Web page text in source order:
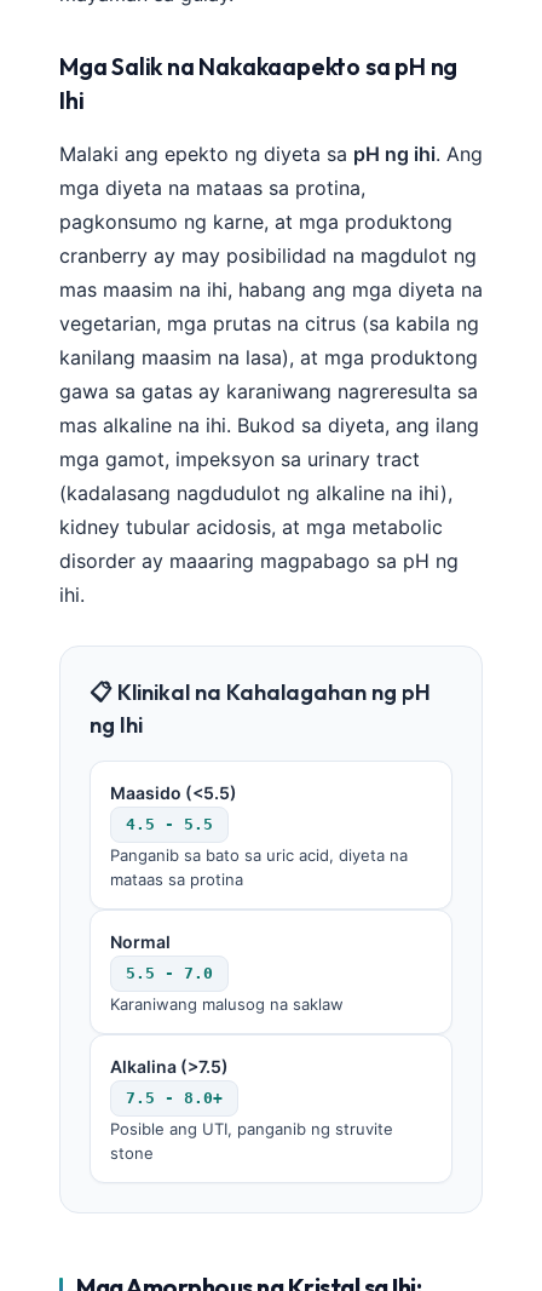
Mga Salik na Nakakaapekto sa pH ng
Ihi
Malaki ang epekto ng diyeta sa pH ng ihi. Ang
mga diyeta na mataas sa protina,
pagkonsumo ng karne, at mga produktong
cranberry ay may posibilidad na magdulot ng
mas maasim na ihi, habang ang mga diyeta na
vegetarian, mga prutas na citrus (sa kabila ng
kanilang maasim na lasa), at mga produktong
gawa sa gatas ay karaniwang nagreresulta sa
mas alkaline na ihi. Bukod sa diyeta, ang ilang
mga gamot, impeksyon sa urinary tract
(kadalasang nagdudulot ng alkaline na ihi),
kidney tubular acidosis, at mga metabolic
disorder ay maaaring magpabago sa pH ng
ihi.
📋 Klinikal na Kahalagahan ng pH
ng Ihi
Maasido (<5.5)
4.5 - 5.5
Panganib sa bato sa uric acid, diyeta na
mataas sa protina
Normal
5.5 - 7.0
Karaniwang malusog na saklaw
Alkalina (>7.5)
7.5 - 8.0+
Posible ang UTI, panganib ng struvite
stone
Kiswahili
Українська
O‘zbekcha
Қазақ тілі
Suomi
Hrvatski
Slovenčina
كوردی‎
پښتو
سنڌي
සිංහල
অসমীয়া
Galego
Македонски јазик
Euskara
Gàidhlig
Occitan
Afrikaans
Монгол
ພາສາລາວ
Basa Jawa
Cebuano
ئۇيغۇرچە
Esperanto